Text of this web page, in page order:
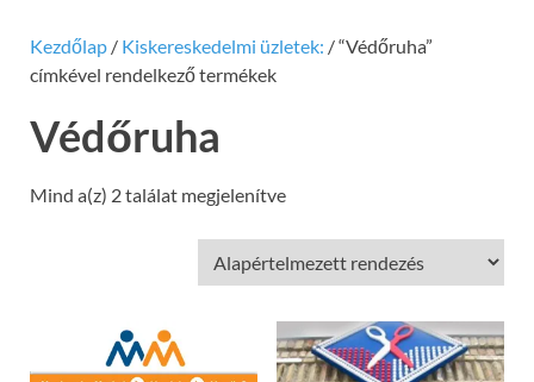
Kezdőlap / Kiskereskedelmi üzletek: / “Védőruha”
címkével rendelkező termékek
Védőruha
Mind a(z) 2 találat megjelenítve